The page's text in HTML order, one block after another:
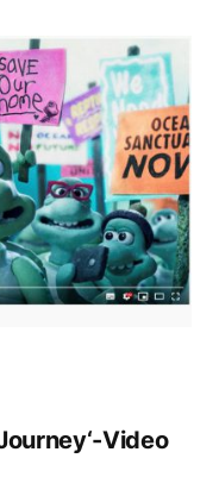
Video